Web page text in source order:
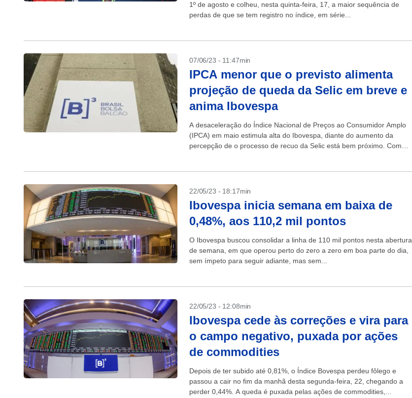
1º de agosto e colheu, nesta quinta-feira, 17, a maior sequência de
perdas de que se tem registro no índice, em série...
07/06/23 - 11:47min
IPCA menor que o previsto alimenta
projeção de queda da Selic em breve e
anima Ibovespa
A desaceleração do Índice Nacional de Preços ao Consumidor Amplo
(IPCA) em maio estimula alta do Ibovespa, diante do aumento da
percepção de o processo de recuo da Selic está bem próximo. Com
22/05/23 - 18:17min
Ibovespa inicia semana em baixa de
0,48%, aos 110,2 mil pontos
O Ibovespa buscou consolidar a linha de 110 mil pontos nesta abertura
de semana, em que operou perto do zero a zero em boa parte do dia,
sem ímpeto para seguir adiante, mas sem...
22/05/23 - 12:08min
Ibovespa cede às correções e vira para
o campo negativo, puxada por ações
de commodities
Depois de ter subido até 0,81%, o Índice Bovespa perdeu fôlego e
passou a cair no fim da manhã desta segunda-feira, 22, chegando a
perder 0,44%. A queda é puxada pelas ações de commodities,...